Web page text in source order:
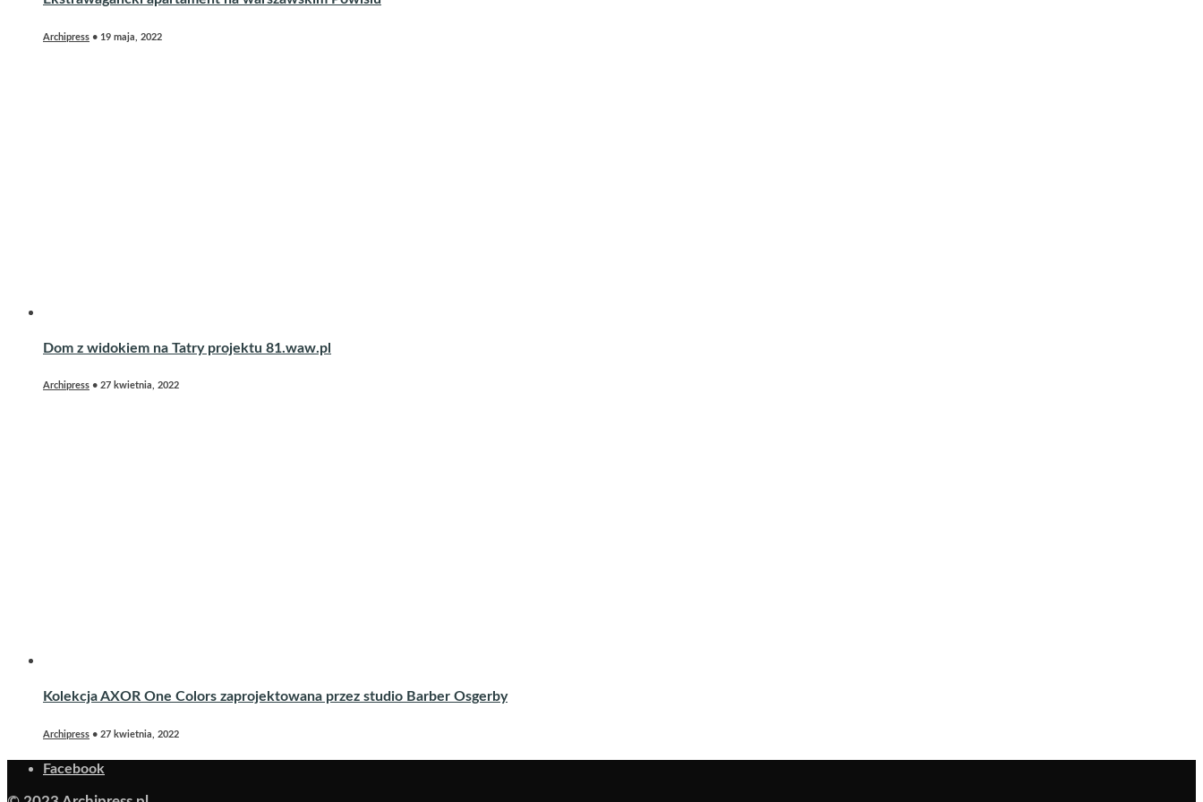
Archipress • 19 maja, 2022
Dom z widokiem na Tatry projektu 81.waw.pl
Archipress • 27 kwietnia, 2022
Kolekcja AXOR One Colors zaprojektowana przez studio Barber Osgerby
Archipress • 27 kwietnia, 2022
Facebook